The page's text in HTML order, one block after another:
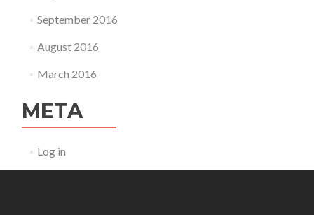
September 2016
August 2016
March 2016
META
Log in